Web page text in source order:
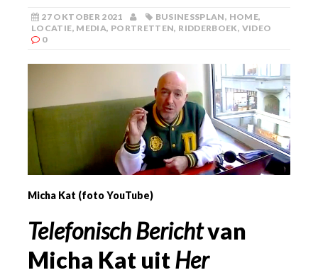
27 OKTOBER 2021 BUSINESSPLAN, HOME,
LOCATIE, MEDIA, PORTRETTEN, RIDDERBOEK, VIDEO
0
Micha Kat (foto YouTube)
Telefonisch Berichtvan
Micha Kat uit Her